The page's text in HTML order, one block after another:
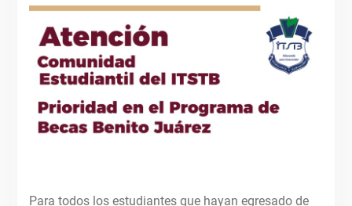
Para todos los estudiantes que hayan egresado de